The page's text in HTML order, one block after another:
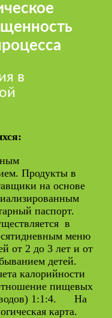
в
Продукты в
на основе
паспорт.
в
меню
от 2 до 3 лет и от
детей.
калорийности
пищевых
1:1:4. На
карта.